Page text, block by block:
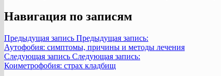
Навигация по записям
Предыдущая запись Предыдущая запись:
Аутофобия: симптомы, причины и методы лечения
Следующая запись Следующая запись:
Коиметрофобия: страх кладбищ